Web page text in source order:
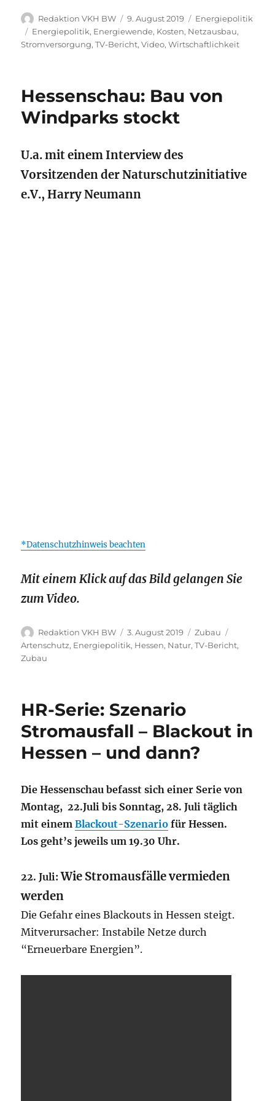
Autor
Redaktion VKH BW
Veröffentlicht
am
9. August 2019 Kategorien
Energiepolitik
Schlagwörter
Energiepolitik, Energiewende, Kosten, Netzausbau,
Stromversorgung,TV-Bericht,Video,Wirtschaftlichkeit
Hessenschau: Bau von
Windparks stockt
U.a. mit einem Interview des
Vorsitzenden der Naturschutzinitiative
e.V., Harry Neumann
*Datenschutzhinweis beachten
Mit einem Klick auf das Bild gelangen Sie
zum Video.
Autor
Redaktion VKH BW
Veröffentlicht
am
3. August 2019 Kategorien
Zubau
Artenschutz, Energiepolitik, Hessen, Natur,TV-Bericht,
Zubau
HR-Serie: Szenario
Stromausfall – Blackout in
Hessen – und dann?
Die Hessenschau befasst sich einer Serie von
Montag, 22.Juli bis Sonntag, 28. Juli täglich
mit einemBlackout-Szenario für Hessen.
Los geht’s jeweils um 19.30 Uhr.
22. Juli:Wie Stromausfälle vermieden
werden
Die Gefahr eines Blackouts in Hessen steigt.
Mitverursacher: Instabile Netze durch
“Erneuerbare Energien”.